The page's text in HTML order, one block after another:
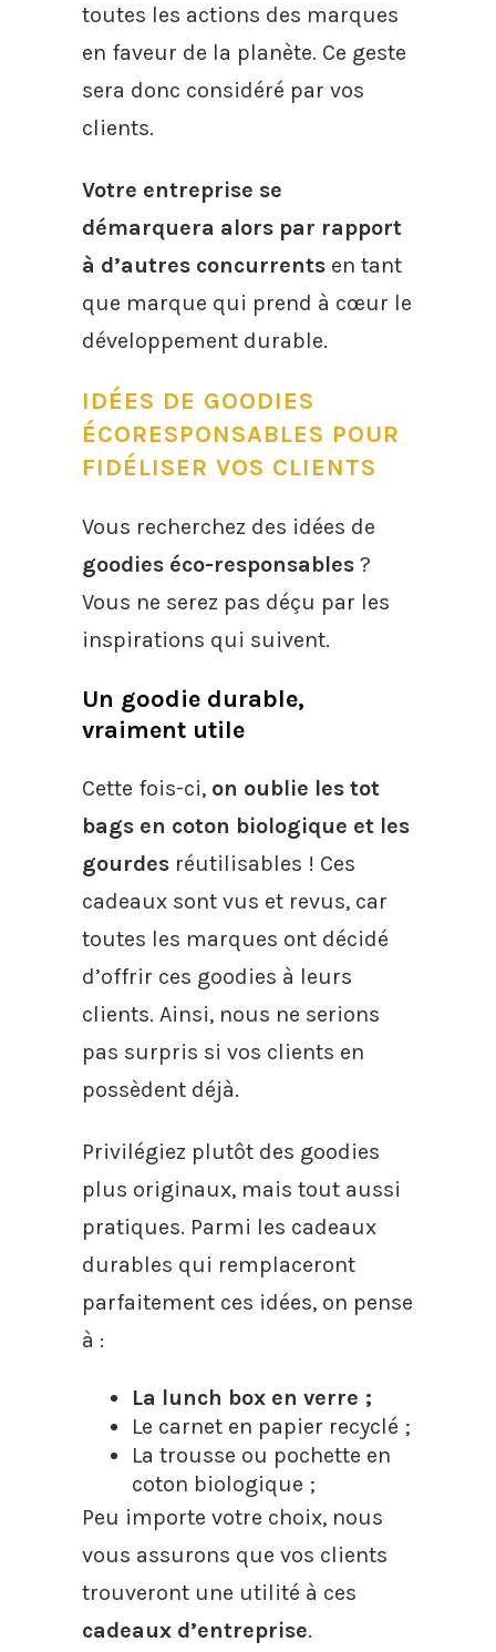
toutes les actions des marques
en faveur de la planète. Ce geste
sera donc considéré par vos
clients.
Votre entreprise se
démarquera alors par rapport
à d’autres concurrents en tant
que marque qui prend à cœur le
développement durable.
IDÉES DE GOODIES
ÉCORESPONSABLES POUR
FIDÉLISER VOS CLIENTS
Vous recherchez des idées de
goodies éco-responsables ?
Vous ne serez pas déçu par les
inspirations qui suivent.
Un goodie durable,
vraiment utile
Cette fois-ci, on oublie les tot
bags en coton biologique et les
gourdes réutilisables ! Ces
cadeaux sont vus et revus, car
toutes les marques ont décidé
d’offrir ces goodies à leurs
clients. Ainsi, nous ne serions
pas surpris si vos clients en
possèdent déjà.
Privilégiez plutôt des goodies
plus originaux, mais tout aussi
pratiques. Parmi les cadeaux
durables qui remplaceront
parfaitement ces idées, on pense
à :
La lunch box en verre ;
Le carnet en papier recyclé ;
La trousse ou pochette en
coton biologique ;
Peu importe votre choix, nous
vous assurons que vos clients
trouveront une utilité à ces
cadeaux d’entreprise.